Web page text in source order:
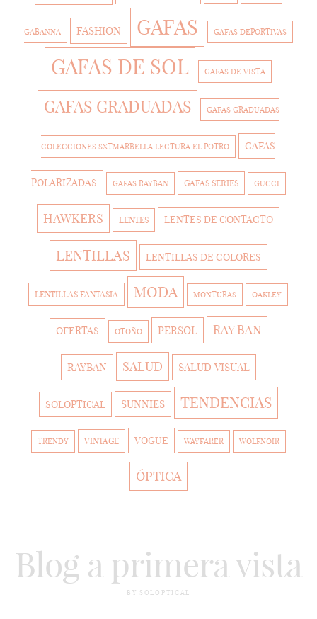
GABANNA FASHION GAFAS GAFAS DEPORTIVAS
GAFAS DE SOL GAFAS DE VISTA
GAFAS GRADUADAS GAFAS GRADUADAS
COLECCIONES SXTMARBELLA LECTURA EL POTRO GAFAS
POLARIZADAS GAFAS RAYBAN GAFAS SERIES GUCCI
HAWKERS LENTES LENTES DE CONTACTO
LENTILLAS LENTILLAS DE COLORES
LENTILLAS FANTASIA MODA MONTURAS OAKLEY
OFERTAS OTOÑO PERSOL RAY BAN
RAYBAN SALUD SALUD VISUAL
SOLOPTICAL SUNNIES TENDENCIAS
TRENDY VINTAGE VOGUE WAYFARER WOLFNOIR
ÓPTICA
Blog a primera vista
BY SOLOPTICAL